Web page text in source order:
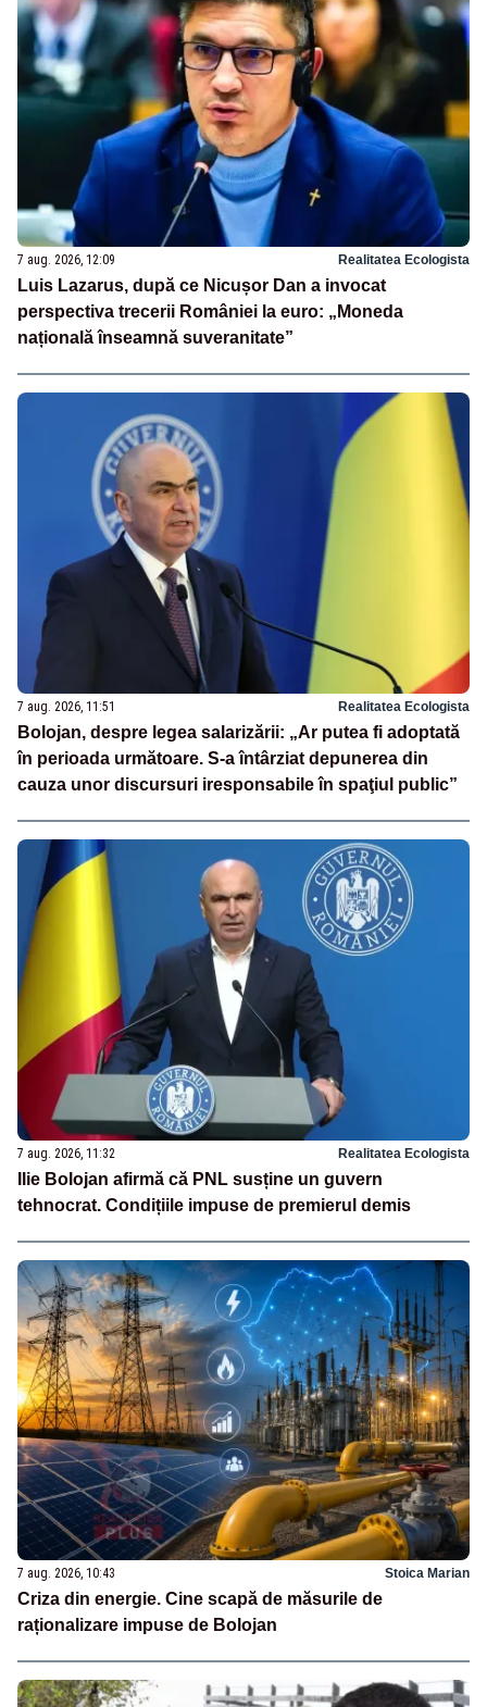
7 aug. 2026, 12:09 Realitatea Ecologista
Luis Lazarus, după ce Nicușor Dan a invocat
perspectiva trecerii României la euro: „Moneda
națională înseamnă suveranitate”
7 aug. 2026, 11:51 Realitatea Ecologista
Bolojan, despre legea salarizării: „Ar putea fi adoptată
în perioada următoare. S-a întârziat depunerea din
cauza unor discursuri iresponsabile în spaţiul public”
7 aug. 2026, 11:32 Realitatea Ecologista
Ilie Bolojan afirmă că PNL susține un guvern
tehnocrat. Condițiile impuse de premierul demis
7 aug. 2026, 10:43 Stoica Marian
Criza din energie. Cine scapă de măsurile de
raționalizare impuse de Bolojan